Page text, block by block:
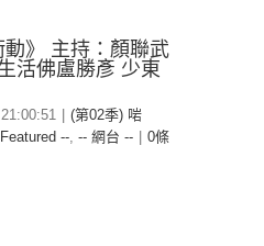
動》 主持：顏聯武
活佛盧勝彥 少東
(第02季) 啱
--, -- 網台 --
0條